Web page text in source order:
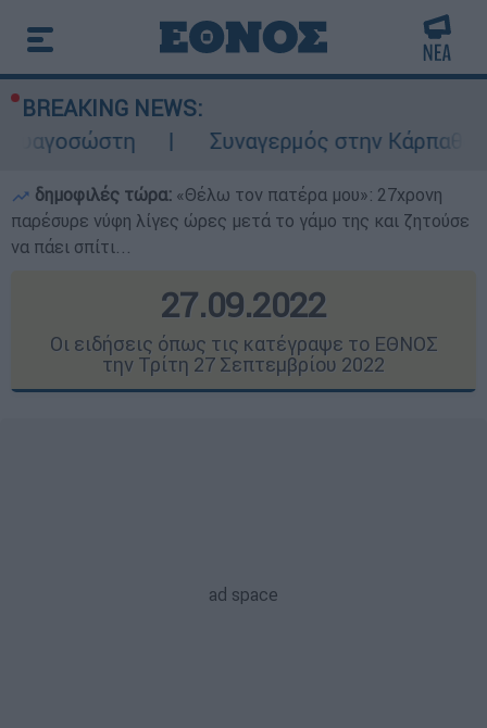
BREAKING NEWS:
Συναγερμός στην Κάρπαθο: Βρέθηκαν
δημοφιλές τώρα: «Θέλω τον πατέρα μου»: 27χρονη
παρέσυρε νύφη λίγες ώρες μετά το γάμο της και ζητούσε
να πάει σπίτι...
27.09.2022
Οι ειδήσεις όπως τις κατέγραψε το ΕΘΝΟΣ
την Τρίτη 27 Σεπτεμβρίου 2022